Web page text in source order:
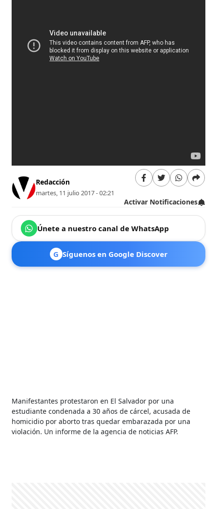
Redacción
martes, 11 julio 2017 - 02:21
Activar Notificaciones
Únete a nuestro canal de WhatsApp
G Síguenos en Google Discover
Manifestantes protestaron en El Salvador por una
estudiante condenada a 30 años de cárcel, acusada de
homicidio por aborto tras quedar embarazada por una
violación. Un informe de la agencia de noticias AFP.